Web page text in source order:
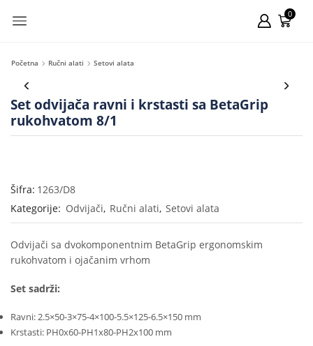
0
Početna Ručni alati Setovi alata
Set odvijača ravni i krstasti sa BetaGrip
rukohvatom 8/1
Šifra: 1263/D8
Kategorije: Odvijači, Ručni alati, Setovi alata
Odvijači sa dvokomponentnim BetaGrip ergonomskim
rukohvatom i ojačanim vrhom
Set sadrži:
Ravni: 2.5×50-3×75-4×100-5.5×125-6.5×150 mm
Krstasti: PH0x60-PH1x80-PH2x100 mm